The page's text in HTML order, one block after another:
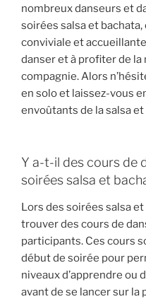
nombreux danseurs et
soirées salsa et
conviviale et
danser et à profiter de la
compagnie. Alors
en solo et laissez-vous
envoûtants de la salsa et
Y a-t-il des cours de
soirées salsa et
Lors des soirées salsa
trouver des cours de
participants. Ces cours
début de soirée pour
niveaux d’apprendre ou
avant de se lancer sur